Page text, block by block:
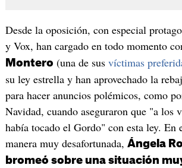
Desde la oposición, con especial
y Vox, han cargado en todo momento
Montero (una de sus víctimas
su ley estrella y han aprovechado la
para hacer anuncios polémicos, como
Navidad, cuando aseguraron que "a los
había tocado el Gordo" con esta ley. En
manera muy desafortunada, Ángela
bromeó sobre una situación